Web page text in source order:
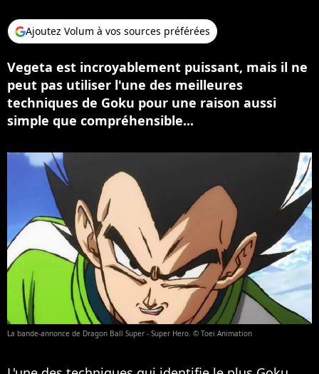
Ajoutez Volum à vos sources préférées
Vegeta est incroyablement puissant, mais il ne
peut pas utiliser l'une des meilleures
techniques de Goku pour une raison aussi
simple que compréhensible...
La bande-annonce de Dragon Ball Super - Super Hero. © Toei Animation